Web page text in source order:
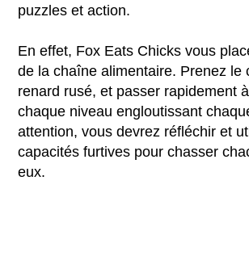
puzzles et action.
En effet, Fox Eats Chicks vous
de la chaîne alimentaire. Prenez le
renard rusé, et passer rapidement
chaque niveau engloutissant
attention, vous devrez réfléchir et
capacités furtives pour chasser
eux.